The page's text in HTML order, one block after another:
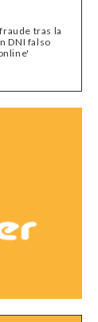
tras la
DNI falso